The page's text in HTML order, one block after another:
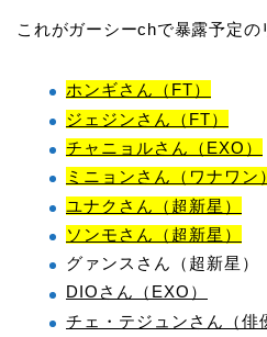
これがガーシーchで暴露予定の
ホンギさん（FT）
ジェジンさん（FT）
チャニョルさん（EXO）
ミニョンさん（ワナワン）
ユナクさん（超新星）
ソンモさん（超新星）
グァンスさん（超新星）
DIOさん（EXO）
チェ・テジュンさん（俳